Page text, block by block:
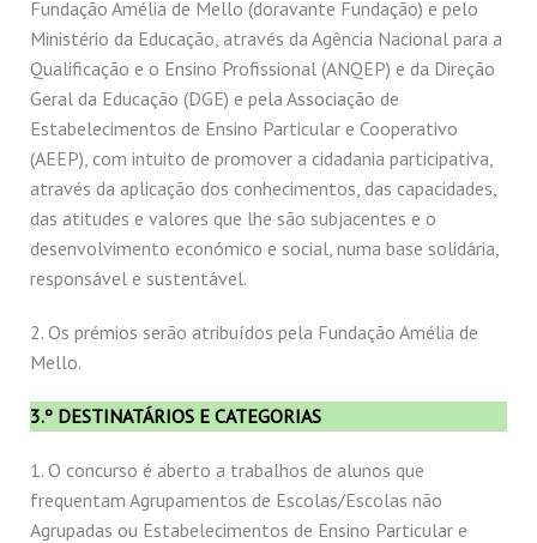
Fundação Amélia de Mello (doravante Fundação) e pelo
Ministério da Educação, através da Agência Nacional para a
Qualificação e o Ensino Profissional (ANQEP) e da Direção
Geral da Educação (DGE) e pela Associação de
Estabelecimentos de Ensino Particular e Cooperativo
(AEEP), com intuito de promover a cidadania participativa,
através da aplicação dos conhecimentos, das capacidades,
das atitudes e valores que lhe são subjacentes e o
desenvolvimento económico e social, numa base solidária,
responsável e sustentável.
2. Os prémios serão atribuídos pela Fundação Amélia de
Mello.
3.º DESTINATÁRIOS E CATEGORIAS
1. O concurso é aberto a trabalhos de alunos que
frequentam Agrupamentos de Escolas/Escolas não
Agrupadas ou Estabelecimentos de Ensino Particular e